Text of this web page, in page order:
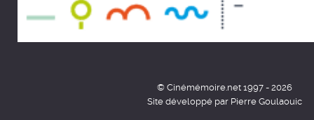
© Cinémémoire.net 1997 - 2026
Site développé par Pierre Goulaouic